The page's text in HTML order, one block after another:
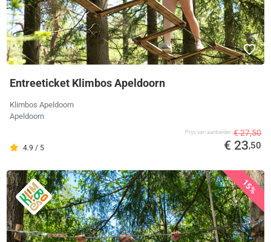
Entreeticket Klimbos Apeldoorn
Klimbos Apeldoorn
Apeldoorn
4.9 / 5
Prijs van aanbieder € 27,50
€ 23,50
15%